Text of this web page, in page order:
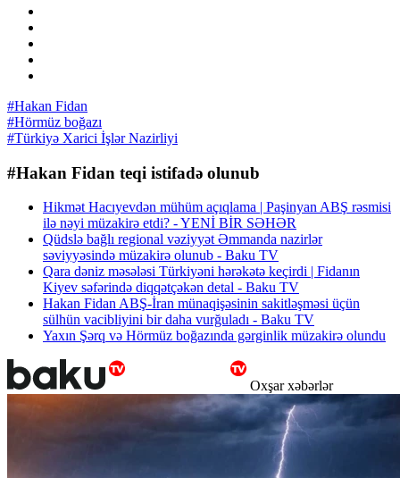
#Hakan Fidan
#Hörmüz boğazı
#Türkiyə Xarici İşlər Nazirliyi
#Hakan Fidan teqi istifadə olunub
Hikmət Hacıyevdən mühüm açıqlama | Paşinyan ABŞ rəsmisi
ilə nəyi müzakirə etdi? - YENİ BİR SƏHƏR
Qüdslə bağlı regional vəziyyət Əmmanda nazirlər
səviyyəsində müzakirə olunub - Baku TV
Qara dəniz məsələsi Türkiyəni hərəkətə keçirdi | Fidanın
Kiyev səfərində diqqətçəkən detal - Baku TV
Hakan Fidan ABŞ-İran münaqişəsinin sakitləşməsi üçün
sülhün vacibliyini bir daha vurğuladı - Baku TV
Yaxın Şərq və Hörmüz boğazında gərginlik müzakirə olundu
Oxşar xəbərlər